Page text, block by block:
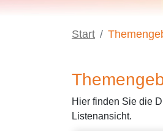
Start
Hier finden Sie die
Listenansicht.